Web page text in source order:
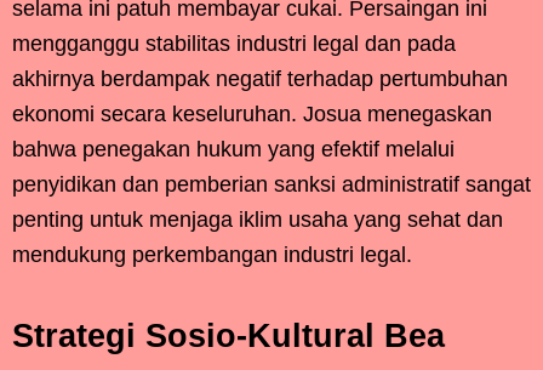
selama ini patuh membayar cukai. Persaingan ini
mengganggu stabilitas industri legal dan pada
akhirnya berdampak negatif terhadap pertumbuhan
ekonomi secara keseluruhan. Josua menegaskan
bahwa penegakan hukum yang efektif melalui
penyidikan dan pemberian sanksi administratif sangat
penting untuk menjaga iklim usaha yang sehat dan
mendukung perkembangan industri legal.
Strategi Sosio-Kultural Bea